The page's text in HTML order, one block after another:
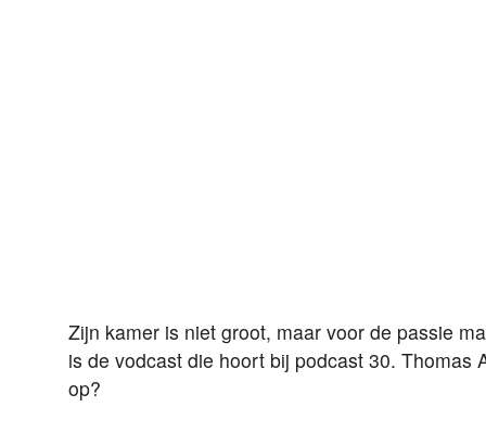
Zijn kamer is niet groot, maar voor de passie
is de vodcast die hoort bij podcast 30. Thomas
op?